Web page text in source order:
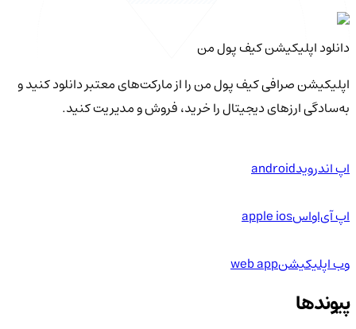
دانلود اپلیکیشن کیف‌ پول من
اپلیکیشن صرافی کیف پول من را از مارکت‌های معتبر دانلود کنید و
به‌سادگی ارزهای دیجیتال را خرید، فروش و مدیریت کنید.
اپ اندرویدandroid
اپ آی‌او‌اسapple ios
وب اپلیکیشنweb app
پیوندها